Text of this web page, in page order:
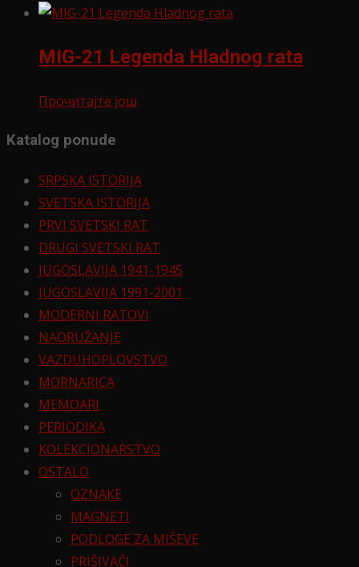
MIG-21 Legenda Hladnog rata
Прочитајте још
Katalog ponude
SRPSKA ISTORIJA
SVETSKA ISTORIJA
PRVI SVETSKI RAT
DRUGI SVETSKI RAT
JUGOSLAVIJA 1941-1945
JUGOSLAVIJA 1991-2001
MODERNI RATOVI
NAORUŽANJE
VAZDUHOPLOVSTVO
MORNARICA
MEMOARI
PERIODIKA
KOLEKCIONARSTVO
OSTALO
OZNAKE
MAGNETI
PODLOGE ZA MIŠEVE
PRIŠIVAČI